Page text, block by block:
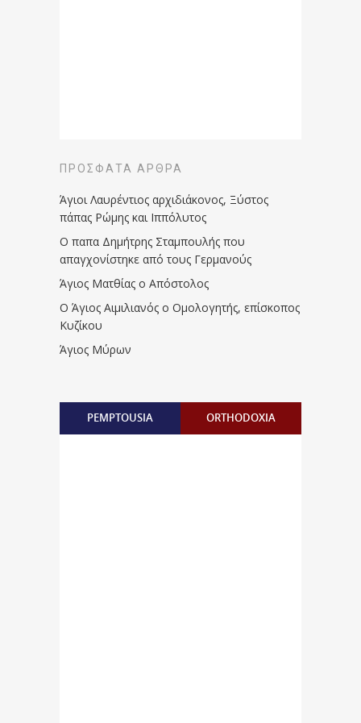
ΠΡΌΣΦΑΤΑ ΆΡΘΡΑ
Άγιοι Λαυρέντιος αρχιδιάκονος, Ξύστος
πάπας Ρώμης και Ιππόλυτος
Ο παπα Δημήτρης Σταμπουλής που
απαγχονίστηκε από τους Γερμανούς
Άγιος Ματθίας ο Απόστολος
Ο Άγιος Αιμιλιανός ο Ομολογητής, επίσκοπος
Κυζίκου
Άγιος Μύρων
PEMPTOUSIA ORTHODOXIA